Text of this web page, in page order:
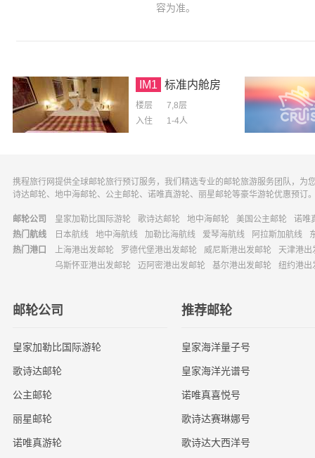
容为准。
IM1 标准内舱房
楼层
7,8层
入住
1-4人
携程旅行网提供全球邮轮旅行预订服务，我们精选专业的邮轮旅游服务团队，
诗达邮轮、地中海邮轮、公主邮轮、诺唯真游轮、丽星邮轮等豪华游轮优惠预订
邮轮公司 皇家加勒比国际游轮 歌诗达邮轮 地中海邮轮 美国公主邮轮
诺唯
热门航线
日本航线 地中海航线 加勒比海航线 爱琴海航线 阿拉斯加航线
热门港口
上海港出发邮轮 罗德代堡港出发邮轮 威尼斯港出发邮轮
天津港出
乌斯怀亚港出发邮轮
迈阿密港出发邮轮 基尔港出发邮轮 纽约港出
邮轮公司
皇家加勒比国际游轮
歌诗达邮轮
公主邮轮
丽星邮轮
诺唯真游轮
推荐邮轮
皇家海洋量子号
皇家海洋光谱号
诺唯真喜悦号
歌诗达赛琳娜号
歌诗达大西洋号